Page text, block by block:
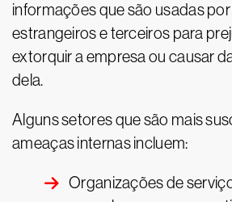
informações que são usadas
estrangeiros e terceiros para
extorquir a empresa ou causar
dela.
Alguns setores que são mais
ameaças internas incluem:
Organizações de